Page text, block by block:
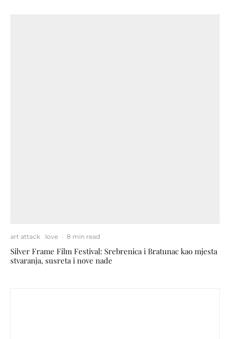
art attack love · 8 min read
Silver Frame Film Festival: Srebrenica i Bratunac kao mjesta
stvaranja, susreta i nove nade